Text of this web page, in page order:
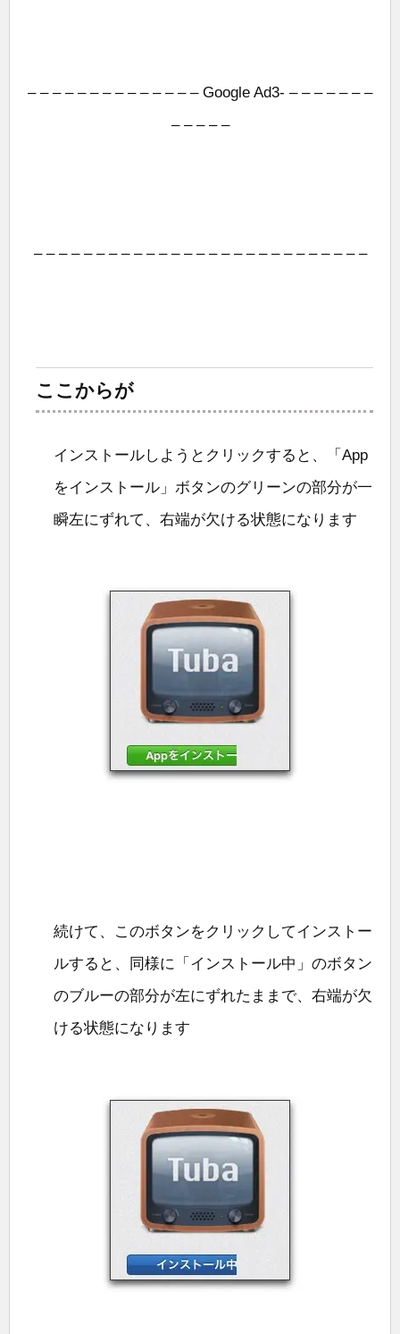
– – – – – – – – – – – – – – Google Ad3- – – – – – – –
– – – – –
– – – – – – – – – – – – – – – – – – – – – – – – – – –
ここからが
インストールしようとクリックすると、「App
をインストール」ボタンのグリーンの部分が一
瞬左にずれて、右端が欠ける状態になります
続けて、このボタンをクリックしてインストー
ルすると、同様に「インストール中」のボタン
のブルーの部分が左にずれたままで、右端が欠
ける状態になります